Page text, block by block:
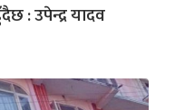
: उपेन्द्र यादव